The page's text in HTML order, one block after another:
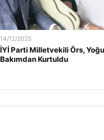
14/12/2025
İYİ Parti Milletvekili Örs,
Bakımdan Kurtuldu